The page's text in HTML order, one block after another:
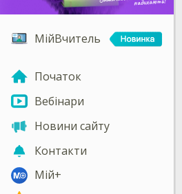
МійВчитель
Початок
Вебінари
Новини сайту
Контакти
Мій+